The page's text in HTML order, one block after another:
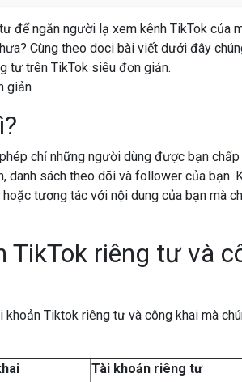
để ngăn người lạ xem kênh TikTok của
Cùng theo doci bài viết dưới đây
tư trên TikTok siêu đơn giản.
chỉ những người dùng được bạn chấp
sách theo dõi và follower của bạn.
tương tác với nội dung của bạn mà
TikTok riêng tư và
Tiktok riêng tư và công khai mà
Tài khoản riêng tư